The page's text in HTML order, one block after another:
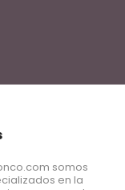
somos
en la